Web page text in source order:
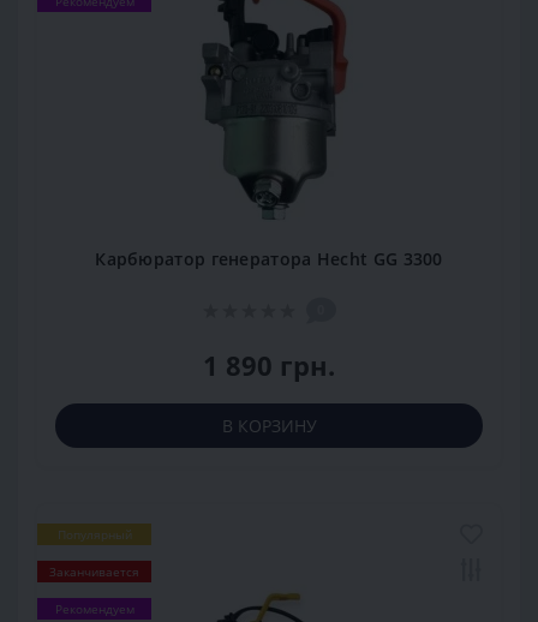
Карбюратор генератора Hecht GG 3300
1 890 грн.
В КОРЗИНУ
Популярный
Заканчивается
Рекомендуем